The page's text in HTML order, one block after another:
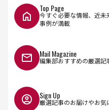
Top Page
今すぐ必要な情報、近未
事例が満載
Mail Magazine
編集部おすすめの厳選
Sign Up
厳選記事のお届けやお気